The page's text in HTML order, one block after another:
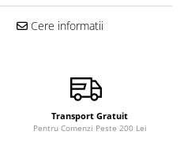
Cere informatii
Transport Gratuit
Pentru Comenzi Peste 200 Lei